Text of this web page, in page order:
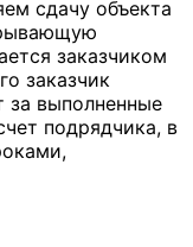
сдачу объекта
заказчиком
заказчик
за выполненные
подрядчика, в